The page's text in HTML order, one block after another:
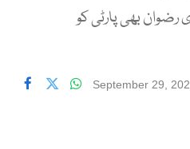
رضوان بھی پارٹی کو
September 29,